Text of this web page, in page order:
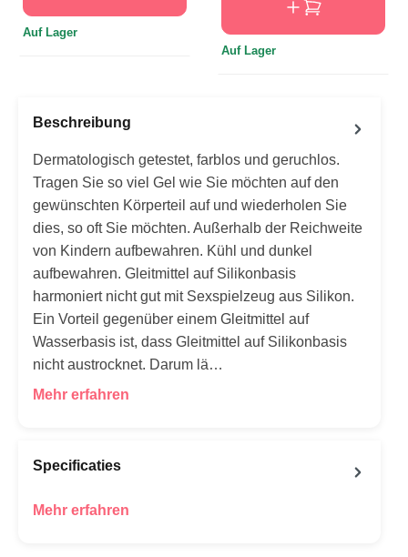
Auf Lager
Auf Lager
Beschreibung
Dermatologisch getestet, farblos und geruchlos.
Tragen Sie so viel Gel wie Sie möchten auf den
gewünschten Körperteil auf und wiederholen Sie
dies, so oft Sie möchten. Außerhalb der Reichweite
von Kindern aufbewahren. Kühl und dunkel
aufbewahren. Gleitmittel auf Silikonbasis
harmoniert nicht gut mit Sexspielzeug aus Silikon.
Ein Vorteil gegenüber einem Gleitmittel auf
Wasserbasis ist, dass Gleitmittel auf Silikonbasis
nicht austrocknet. Darum lä…
Mehr erfahren
Specificaties
Mehr erfahren